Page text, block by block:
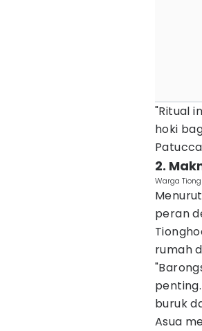
"Ritual
hoki
2.
Warga
peran
rumah
buruk
Asua